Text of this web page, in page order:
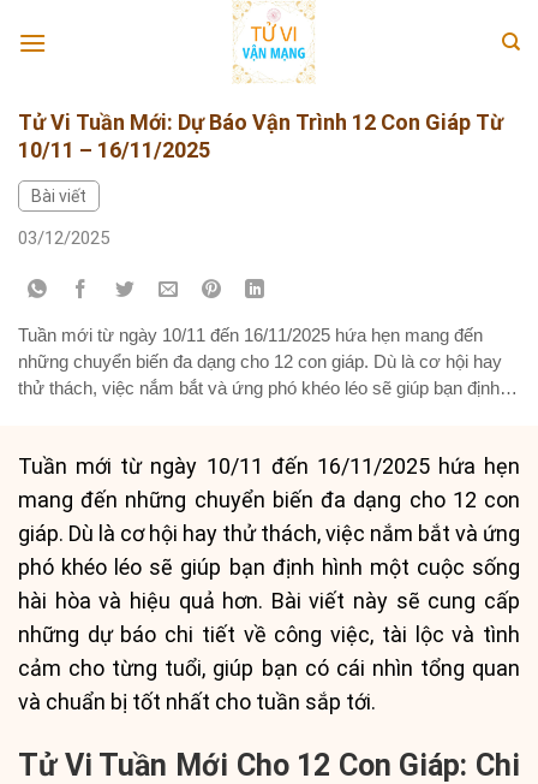
Tử Vi Tuần Mới: Dự Báo Vận Trình 12 Con Giáp Từ
10/11 – 16/11/2025
Bài viết
03/12/2025
Tuần mới từ ngày 10/11 đến 16/11/2025 hứa hẹn mang đến
những chuyển biến đa dạng cho 12 con giáp. Dù là cơ hội hay
thử thách, việc nắm bắt và ứng phó khéo léo sẽ giúp bạn định
Tuần mới từ ngày 10/11 đến 16/11/2025 hứa hẹn
mang đến những chuyển biến đa dạng cho 12 con
giáp. Dù là cơ hội hay thử thách, việc nắm bắt và ứng
phó khéo léo sẽ giúp bạn định hình một cuộc sống
hài hòa và hiệu quả hơn. Bài viết này sẽ cung cấp
những dự báo chi tiết về công việc, tài lộc và tình
cảm cho từng tuổi, giúp bạn có cái nhìn tổng quan
và chuẩn bị tốt nhất cho tuần sắp tới.
Tử Vi Tuần Mới Cho 12 Con Giáp: Chi